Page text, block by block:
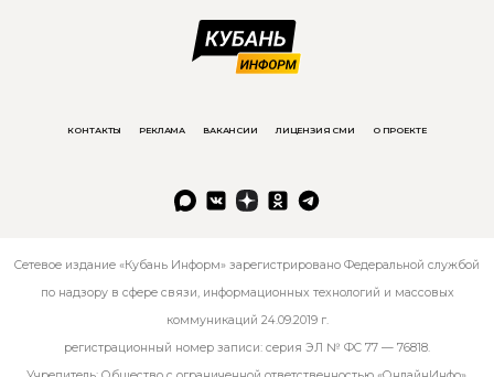
КОНТАКТЫ РЕКЛАМА ВАКАНСИИ ЛИЦЕНЗИЯ СМИ О ПРОЕКТЕ
Сетевое издание «Кубань Информ» зарегистрировано Федеральной службой
по надзору в сфере связи, информационных технологий и массовых
коммуникаций 24.09.2019 г.
регистрационный номер записи: серия ЭЛ № ФС 77 — 76818.